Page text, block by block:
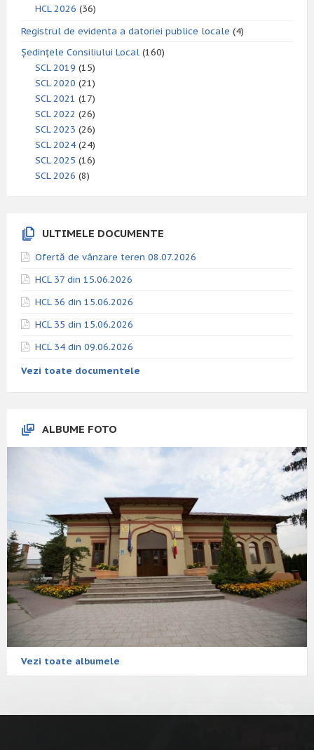
HCL 2026 (36)
Registrul de evidenta a datoriei publice locale (4)
Ședințele Consiliului Local (160)
SCL 2019 (15)
SCL 2020 (21)
SCL 2021 (17)
SCL 2022 (26)
SCL 2023 (26)
SCL 2024 (24)
SCL 2025 (16)
SCL 2026 (8)
ULTIMELE DOCUMENTE
Ofertă de vânzare teren 08.07.2026
HCL 37 din 15.06.2026
HCL 36 din 15.06.2026
HCL 35 din 15.06.2026
HCL 34 din 09.06.2026
Vezi toate documentele
ALBUME FOTO
Vezi toate albumele